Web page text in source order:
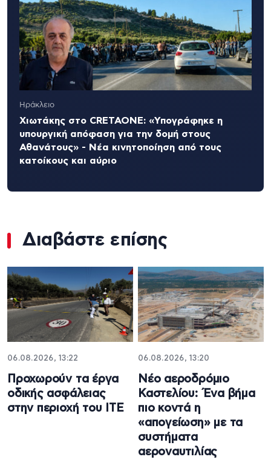
Ηράκλειο
Χιωτάκης στο CRETAONE: «Υπογράφηκε η
υπουργική απόφαση για την δομή στους
Αθανάτους» - Νέα κινητοποίηση από τους
κατοίκους και αύριο
Διαβάστε επίσης
06.08.2026, 13:22
Προχωρούν τα έργα
οδικής ασφάλειας
στην περιοχή του ΙΤΕ
06.08.2026, 13:20
Νέο αεροδρόμιο
Καστελίου: Ένα βήμα
πιο κοντά η
«απογείωση» με τα
συστήματα
αεροναυτιλίας